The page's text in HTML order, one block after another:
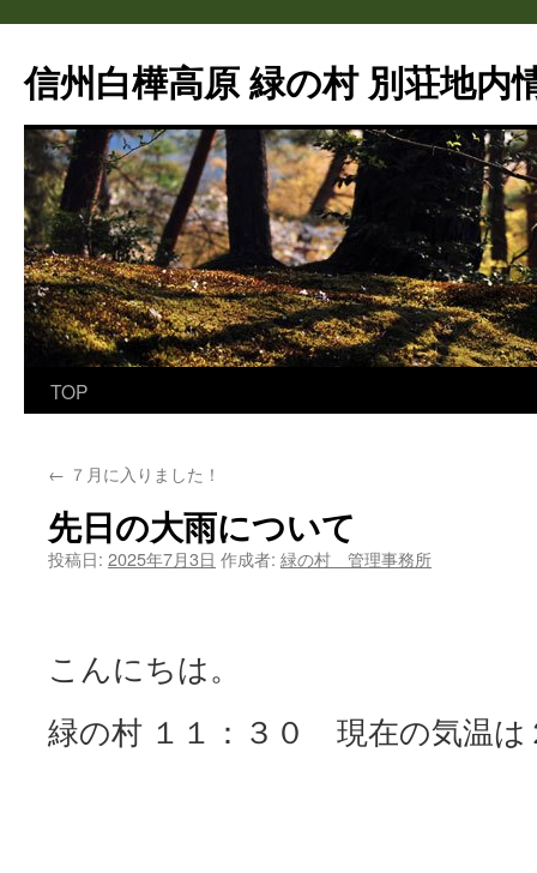
信州白樺高原 緑の村 別荘地内
コ
テ
ン
ツ
ッ
TOP
← ７月に入りました！
先日の大雨について
投稿日: 2025年7月3日 作成者: 緑の村 管理事務所
こんにちは。
緑の村 １１：３０ 現在の気温